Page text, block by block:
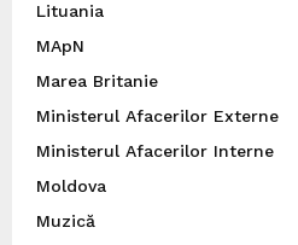
Lituania
MApN
Marea Britanie
Ministerul Afacerilor Externe
Ministerul Afacerilor Interne
Moldova
Muzică